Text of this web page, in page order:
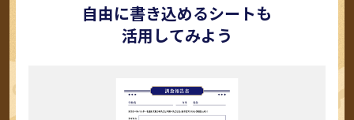
自由に書き込めるシートも
活用してみよう